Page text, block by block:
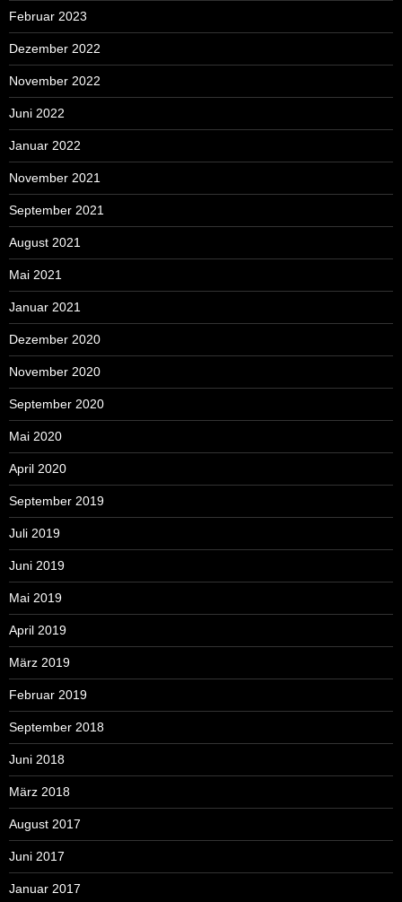
Februar 2023
Dezember 2022
November 2022
Juni 2022
Januar 2022
November 2021
September 2021
August 2021
Mai 2021
Januar 2021
Dezember 2020
November 2020
September 2020
Mai 2020
April 2020
September 2019
Juli 2019
Juni 2019
Mai 2019
April 2019
März 2019
Februar 2019
September 2018
Juni 2018
März 2018
August 2017
Juni 2017
Januar 2017